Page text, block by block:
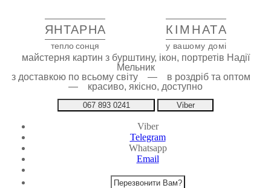
ЯНТАРНА КІМНАТА
тепло сонця у вашому домі
майстерня картин з бурштину, ікон, портретів Надії
Мельник
з доставкою по всьому світу — в роздріб та оптом
— красиво, якісно, доступно
067 893 0241 Viber
Viber
Telegram
Whatsapp
Email
Перезвонити Вам?